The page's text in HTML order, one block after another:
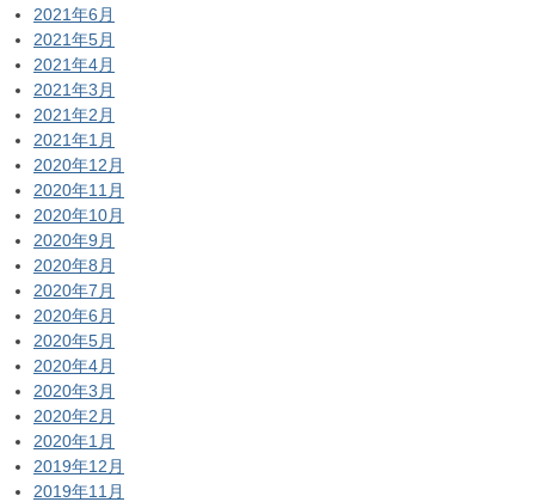
2021年6月
2021年5月
2021年4月
2021年3月
2021年2月
2021年1月
2020年12月
2020年11月
2020年10月
2020年9月
2020年8月
2020年7月
2020年6月
2020年5月
2020年4月
2020年3月
2020年2月
2020年1月
2019年12月
2019年11月